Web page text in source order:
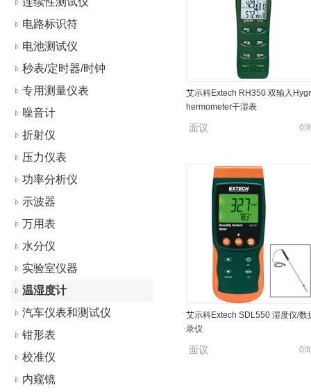
电路标识符
电池测试仪
秒表/定时器/时钟
专用测量仪表
噪音计
折射仪
压力仪表
功率分析仪
示波器
万用表
水分仪
实验室仪器
温湿度计
汽车仪表和测试仪
钳形表
校准仪
内窥镜
艾示科Extech RH350 双输入
hermometer干湿表
面议 0
艾示科Extech SDL550 湿度仪/数
录仪
面议 0